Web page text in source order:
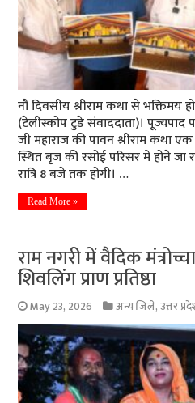
नौ दिवसीय श्रीराम कथा से भक्तिमय
(टेलीस्कोप टुडे संवाददाता)। पूज्यपाद
जी महाराज की पावन श्रीराम कथा
स्थित बृज की रसोई परिसर में होने जा
रात्रि 8 बजे तक होगी। …
Read More »
राम नगरी में वैदिक
शिवलिंग प्राण प्रतिष्ठा
May 23, 2026 अन्य जिले,उत्तर